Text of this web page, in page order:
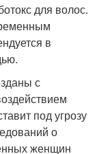
для волос.
в
с
под угрозу
о
женщин